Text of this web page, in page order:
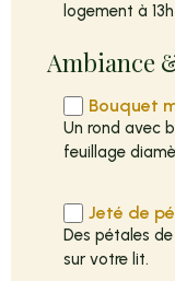
logement à
Ambiance
Bouquet
Un rond avec
feuillage
Jeté de
Des pétales
sur votre lit.